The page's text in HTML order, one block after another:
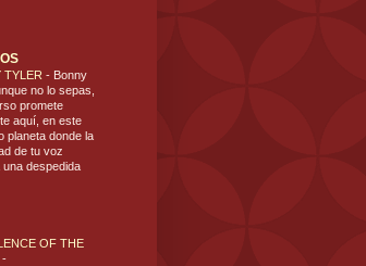
TYLER - Bonny
no lo sepas,
promete
aquí, en este
planeta donde la
de tu voz
una despedida
OF THE
-